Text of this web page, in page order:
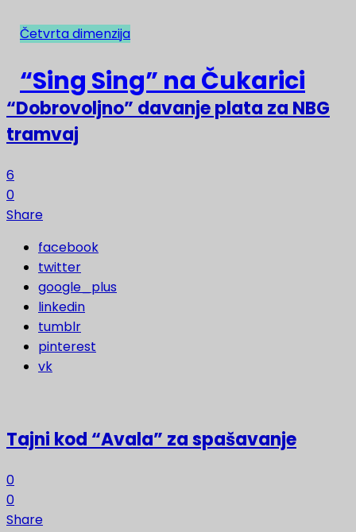
NAJNOVIJE
“Dobrovoljno” davanje plata za NBG
tramvaj
6
0
Share
facebook
twitter
google_plus
linkedin
tumblr
pinterest
vk
Tajni kod “Avala” za spašavanje
0
0
Share
Četvrta dimenzija
“Sing Sing” na Čukarici